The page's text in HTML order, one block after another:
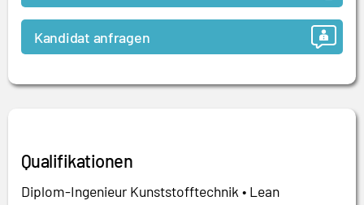
Kandidat anfragen
Qualifikationen
Diplom-Ingenieur Kunststofftechnik • Lean